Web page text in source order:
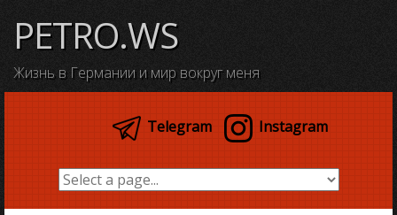
content
PETRO.WS
Жизнь в Германии и мир вокруг меня
Telegram Instagram